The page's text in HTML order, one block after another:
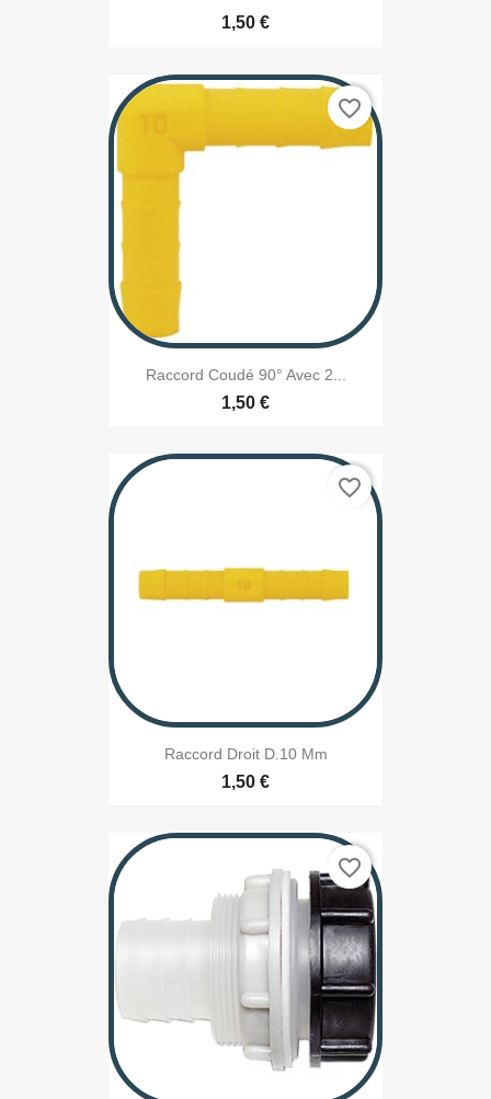
1,50 €
Raccord Coudé 90° Avec 2...
1,50 €
favorite_border
Raccord Droit D.10 Mm
1,50 €
favorite_border
favorite_border